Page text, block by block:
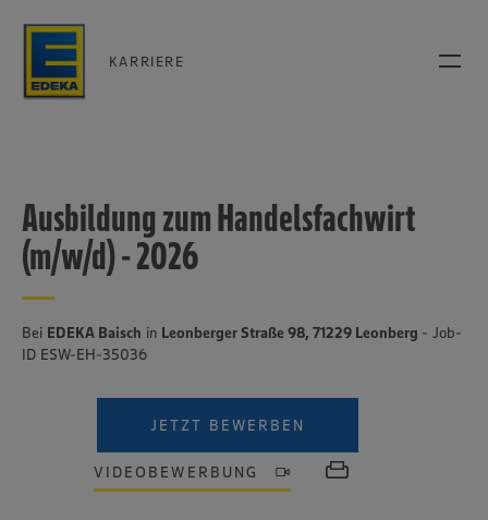
KARRIERE
Ausbildung zum Handelsfachwirt
(m/w/d) - 2026
Bei EDEKA Baisch in Leonberger Straße 98, 71229 Leonberg - Job-
ID ESW-EH-35036
JETZT BEWERBEN
VIDEOBEWERBUNG